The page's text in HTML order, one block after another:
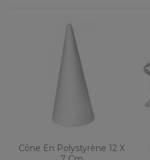
Cône En Polystyrène 12 X